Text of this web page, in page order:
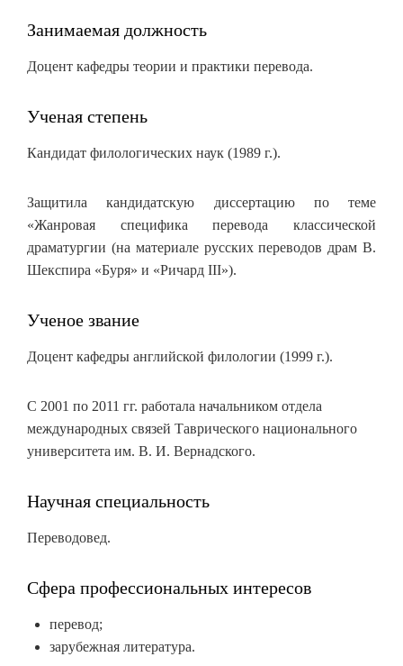
Занимаемая должность
Доцент кафедры теории и практики перевода.
Ученая степень
Кандидат филологических наук (1989 г.).
Защитила кандидатскую диссертацию по теме
«Жанровая специфика перевода классической
драматургии (на материале русских переводов драм В.
Шекспира «Буря» и «Ричард III»).
Ученое звание
Доцент кафедры английской филологии (1999 г.).
С 2001 по 2011 гг. работала начальником отдела
международных связей Таврического национального
университета им. В. И. Вернадского.
Научная специальность
Переводовед.
Сфера профессиональных интересов
перевод;
зарубежная литература.